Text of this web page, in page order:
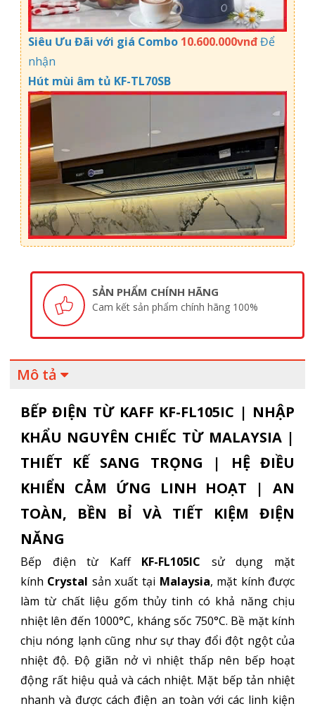
Siêu Ưu Đãi với giá Combo 10.600.000vnđĐể
nhận
Hút mùi âm tủ KF-TL70SB
SẢN PHẨM CHÍNH HÃNG
Cam kết sản phẩm chính hãng 100%
Mô tả
BẾP ĐIỆN TỪ KAFF KF-FL105IC | NHẬP
KHẨU NGUYÊN CHIẾC TỪ MALAYSIA |
THIẾT KẾ SANG TRỌNG | HỆ ĐIỀU
KHIỂN CẢM ỨNG LINH HOẠT | AN
TOÀN, BỀN BỈ VÀ TIẾT KIỆM ĐIỆN
NĂNG
Bếp điện từ Kaff KF-FL105IC sử dụng mặt
kính Crystal sản xuất tại Malaysia, mặt kính được
làm từ chất liệu gốm thủy tinh có khả năng chịu
nhiệt lên đến 1000°C, kháng sốc 750°C. Bề mặt kính
chịu nóng lạnh cũng như sự thay đổi đột ngột của
nhiệt độ. Độ giãn nở vì nhiệt thấp nên bếp hoạt
động rất hiệu quả và cách nhiệt. Mặt bếp tản nhiệt
nhanh và được cách điện an toàn với các linh kiện